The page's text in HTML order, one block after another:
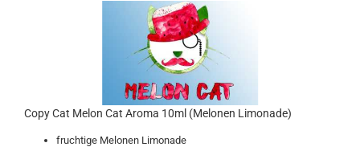
Copy Cat Melon Cat Aroma 10ml (Melonen Limonade)
fruchtige Melonen Limonade